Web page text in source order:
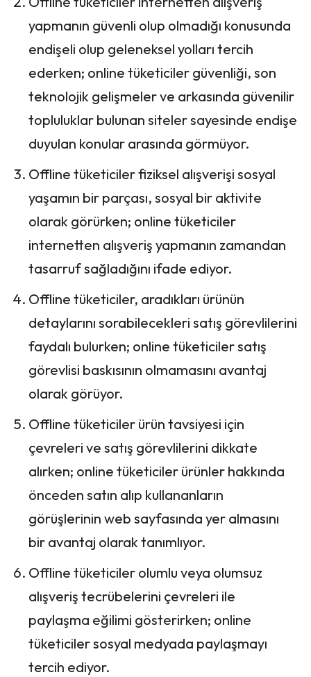
yapmanın güvenli olup olmadığı konusunda
endişeli olup geleneksel yolları tercih
ederken; online tüketiciler güvenliği, son
teknolojik gelişmeler ve arkasında güvenilir
topluluklar bulunan siteler sayesinde endişe
duyulan konular arasında görmüyor.
Offline tüketiciler fiziksel alışverişi sosyal
yaşamın bir parçası, sosyal bir aktivite
olarak görürken; online tüketiciler
internetten alışveriş yapmanın zamandan
tasarruf sağladığını ifade ediyor.
Offline tüketiciler, aradıkları ürünün
detaylarını sorabilecekleri satış görevlilerini
faydalı bulurken; online tüketiciler satış
görevlisi baskısının olmamasını avantaj
olarak görüyor.
Offline tüketiciler ürün tavsiyesi için
çevreleri ve satış görevlilerini dikkate
alırken; online tüketiciler ürünler hakkında
önceden satın alıp kullananların
görüşlerinin web sayfasında yer almasını
bir avantaj olarak tanımlıyor.
Offline tüketiciler olumlu veya olumsuz
alışveriş tecrübelerini çevreleri ile
paylaşma eğilimi gösterirken; online
tüketiciler sosyal medyada paylaşmayı
tercih ediyor.